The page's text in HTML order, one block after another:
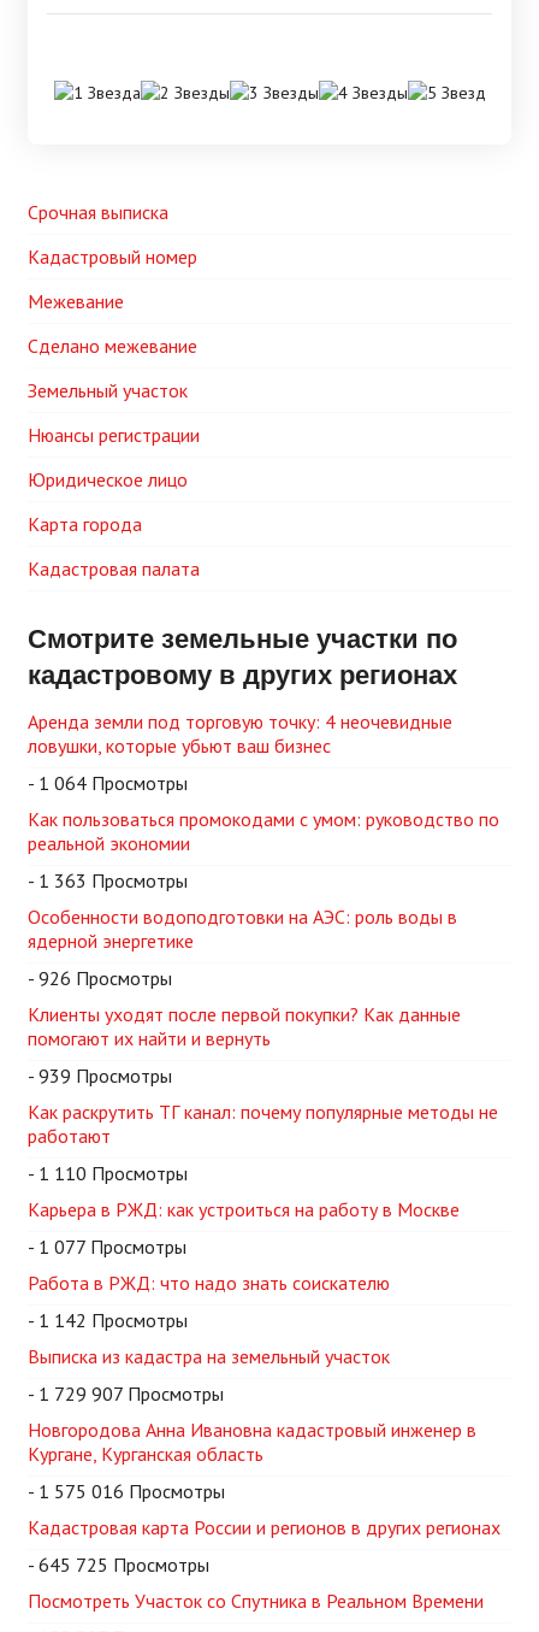
Срочная выписка
Кадастровый номер
Межевание
Сделано межевание
Земельный участок
Нюансы регистрации
Юридическое лицо
Карта города
Кадастровая палата
Смотрите земельные участки по
кадастровому в других регионах
Аренда земли под торговую точку: 4 неочевидные
ловушки, которые убьют ваш бизнес
- 1 064 Просмотры
Как пользоваться промокодами с умом: руководство по
реальной экономии
- 1 363 Просмотры
Особенности водоподготовки на АЭС: роль воды в
ядерной энергетике
- 926 Просмотры
Клиенты уходят после первой покупки? Как данные
помогают их найти и вернуть
- 939 Просмотры
Как раскрутить ТГ канал: почему популярные методы не
работают
- 1 110 Просмотры
Карьера в РЖД: как устроиться на работу в Москве
- 1 077 Просмотры
Работа в РЖД: что надо знать соискателю
- 1 142 Просмотры
Выписка из кадастра на земельный участок
- 1 729 907 Просмотры
Новгородова Анна Ивановна кадастровый инженер в
Кургане, Курганская область
- 1 575 016 Просмотры
Кадастровая карта России и регионов в других регионах
- 645 725 Просмотры
Посмотреть Участок со Спутника в Реальном Времени